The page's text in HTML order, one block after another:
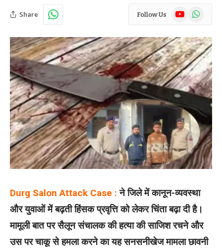
Share Follow Us YouTubeWhatsApp
Durg Salon Attack Case : ने जिले में कानून-व्यवस्था
और युवाओं में बढ़ती हिंसक प्रवृत्ति को लेकर चिंता बढ़ा दी है।
मामूली बात पर सैलून संचालक की हत्या की साजिश रचने और
उस पर चाकू से हमला करने का यह सनसनीखेज मामला छावनी